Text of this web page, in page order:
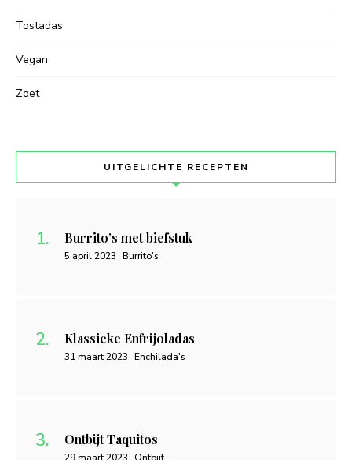
Tostadas
Vegan
Zoet
UITGELICHTE RECEPTEN
Burrito’s met biefstuk
5 april 2023 Burrito's
Klassieke Enfrijoladas
31 maart 2023 Enchilada's
Ontbijt Taquitos